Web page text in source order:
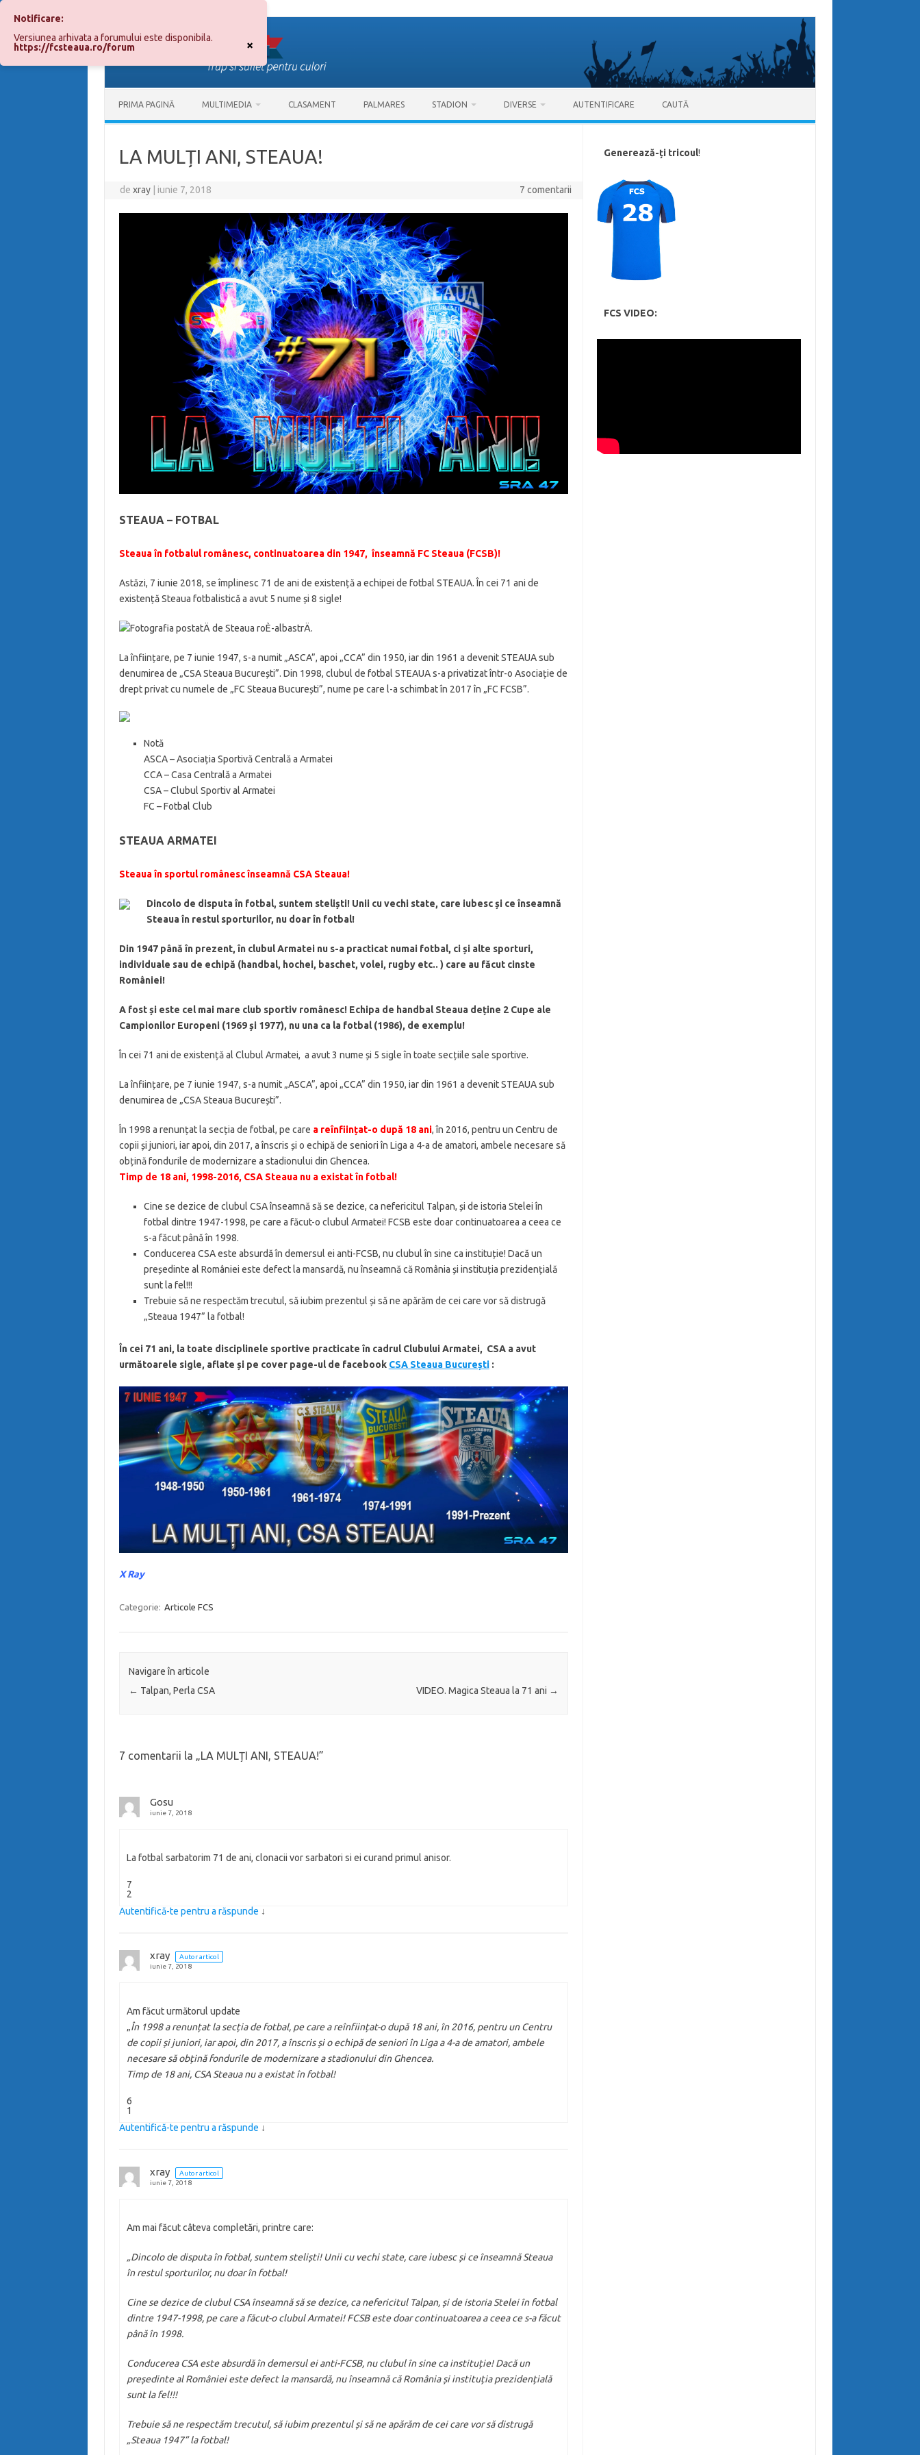
conținut
PRIMA PAGINĂ MULTIMEDIA CLASAMENT PALMARES STADION DIVERSE AUTENTIFICARE CAUTĂ
LA MULȚI ANI, STEAUA!
dexray iunie 7, 2018 7 comentarii
STEAUA – FOTBAL
Steaua în fotbalul românesc, continuatoarea din 1947, înseamnă FC Steaua (FCSB)!
Astăzi, 7 iunie 2018, se împlinesc 71 de ani de existență a echipei de fotbal STEAUA. În cei 71 ani de
existență Steaua fotbalistică a avut 5 nume și 8 sigle!
La înființare, pe 7 iunie 1947, s-a numit „ASCA”, apoi „CCA” din 1950, iar din 1961 a devenit STEAUA sub
denumirea de „CSA Steaua București”. Din 1998, clubul de fotbal STEAUA s-a privatizat într-o Asociație de
drept privat cu numele de „FC Steaua București”, nume pe care l-a schimbat în 2017 în „FC FCSB”.
Notă
ASCA – Asociația Sportivă Centrală a Armatei
CCA – Casa Centrală a Armatei
CSA – Clubul Sportiv al Armatei
FC – Fotbal Club
STEAUA ARMATEI
Steaua în sportul românesc înseamnă CSA Steaua!
Dincolo de disputa în fotbal, suntem steliști! Unii cu vechi state, care iubesc și ce înseamnă
Steaua în restul sporturilor, nu doar în fotbal!
Din 1947 până în prezent, în clubul Armatei nu s-a practicat numai fotbal, ci și alte sporturi,
individuale sau de echipă (handbal, hochei, baschet, volei, rugby etc.. ) care au făcut cinste
României!
A fost și este cel mai mare club sportiv românesc! Echipa de handbal Steaua deține 2 Cupe ale
Campionilor Europeni (1969 și 1977), nu una ca la fotbal (1986), de exemplu!
În cei 71 ani de existență al Clubul Armatei, a avut 3 nume și 5 sigle în toate secțiile sale sportive.
La înființare, pe 7 iunie 1947, s-a numit „ASCA”, apoi „CCA” din 1950, iar din 1961 a devenit STEAUA sub
denumirea de „CSA Steaua București”.
În 1998 a renunțat la secția de fotbal, pe care a reînființat-o după 18 ani, în 2016, pentru un Centru de
copii și juniori, iar apoi, din 2017, a înscris și o echipă de seniori în Liga a 4-a de amatori, ambele necesare să
obțină fondurile de modernizare a stadionului din Ghencea.
Timp de 18 ani, 1998-2016, CSA Steaua nu a existat în fotbal!
Cine se dezice de clubul CSA înseamnă să se dezice, ca nefericitul Talpan, și de istoria Stelei în
fotbal dintre 1947-1998, pe care a făcut-o clubul Armatei! FCSB este doar continuatoarea a ceea ce
s-a făcut până în 1998.
Conducerea CSA este absurdă în demersul ei anti-FCSB, nu clubul în sine ca instituție! Dacă un
președinte al României este defect la mansardă, nu înseamnă că România și instituția prezidențială
sunt la fel!!!
Trebuie să ne respectăm trecutul, să iubim prezentul și să ne apărăm de cei care vor să distrugă
„Steaua 1947” la fotbal!
În cei 71 ani, la toate disciplinele sportive practicate în cadrul Clubului Armatei, CSA a avut
următoarele sigle, aflate și pe cover page-ul de facebook CSA Steaua București:
X Ray
Categorie: Articole FCS
Navigare în articole
← Talpan, Perla CSA VIDEO. Magica Steaua la 71 ani →
7 comentarii la „LA MULȚI ANI, STEAUA!”
Gosu
iunie 7, 2018
La fotbal sarbatorim 71 de ani, clonacii vor sarbatori si ei curand primul anisor.
7
2
Autentifică-te pentru a răspunde ↓
xray
Autor articol
iunie 7, 2018
Am făcut următorul update
„În 1998 a renunțat la secția de fotbal, pe care a reînființat-o după 18 ani, în 2016, pentru un Centru
de copii și juniori, iar apoi, din 2017, a înscris și o echipă de seniori în Liga a 4-a de amatori, ambele
necesare să obțină fondurile de modernizare a stadionului din Ghencea.
Timp de 18 ani, CSA Steaua nu a existat în fotbal!
6
1
Autentifică-te pentru a răspunde ↓
xray
Autor articol
iunie 7, 2018
Am mai făcut câteva completări, printre care:
„Dincolo de disputa în fotbal, suntem steliști! Unii cu vechi state, care iubesc și ce înseamnă Steaua
în restul sporturilor, nu doar în fotbal!
Cine se dezice de clubul CSA înseamnă să se dezice, ca nefericitul Talpan, și de istoria Stelei în fotbal
dintre 1947-1998, pe care a făcut-o clubul Armatei! FCSB este doar continuatoarea a ceea ce s-a făcut
până în 1998.
Conducerea CSA este absurdă în demersul ei anti-FCSB, nu clubul în sine ca instituție! Dacă un
președinte al României este defect la mansardă, nu înseamnă că România și instituția prezidențială
sunt la fel!!!
Trebuie să ne respectăm trecutul, să iubim prezentul și să ne apărăm de cei care vor să distrugă
„Steaua 1947” la fotbal!
Generează-ți tricoul!
FCS VIDEO:
×
Notificare:
Versiunea arhivata a forumului este disponibila.
https://fcsteaua.ro/forum